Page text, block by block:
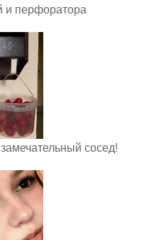
и перфоратора
сосед!